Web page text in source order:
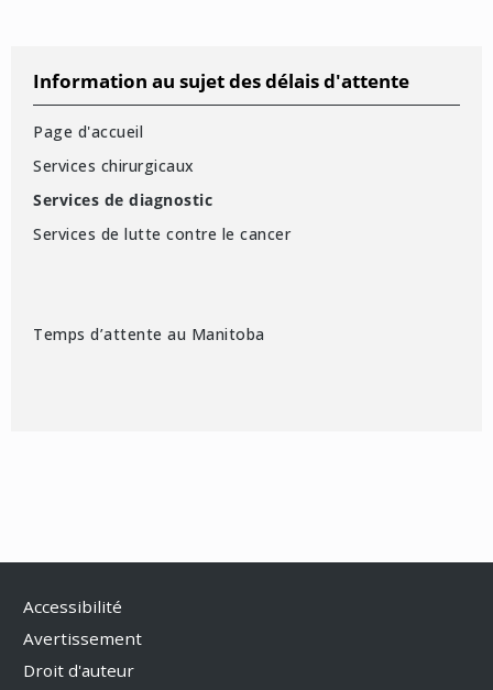
Information au sujet des délais d'attente
Page d'accueil
Services chirurgicaux
Services de diagnostic
Services de lutte contre le cancer
Temps d’attente au Manitoba
Accessibilité
Avertissement
Droit d'auteur